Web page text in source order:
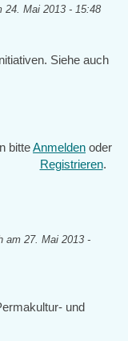
24. Mai 2013 - 15:48
Siehe auch
bitteAnmelden oder
Registrieren.
am 27. Mai 2013 -
und